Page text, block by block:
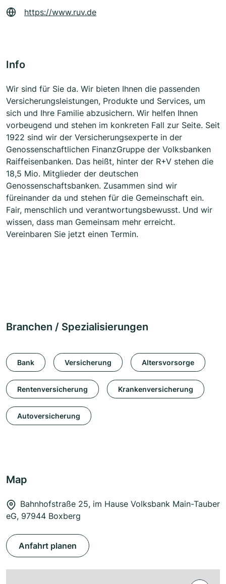
https://www.ruv.de
Info
Wir sind für Sie da. Wir bieten Ihnen die passenden
Versicherungsleistungen, Produkte und Services, um
sich und Ihre Familie abzusichern. Wir helfen Ihnen
vorbeugend und stehen im konkreten Fall zur Seite. Seit
1922 sind wir der Versicherungsexperte in der
Genossenschaftlichen FinanzGruppe der Volksbanken
Raiffeisenbanken. Das heißt, hinter der R+V stehen die
18,5 Mio. Mitglieder der deutschen
Genossenschaftsbanken. Zusammen sind wir
füreinander da und stehen für die Gemeinschaft ein.
Fair, menschlich und verantwortungsbewusst. Und wir
wissen, dass man Gemeinsam mehr erreicht.
Vereinbaren Sie jetzt einen Termin.
Branchen / Spezialisierungen
Bank Versicherung Altersvorsorge
Rentenversicherung Krankenversicherung
Autoversicherung
Map
Bahnhofstraße 25, im Hause Volksbank Main-Tauber
eG, 97944 Boxberg
Anfahrt planen